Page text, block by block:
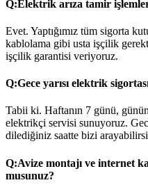
Q:Elektrik arıza tamir
Evet. Yaptığımız tüm sigorta
kablolama gibi usta işçilik
işçilik garantisi veriyoruz.
Q:Gece yarısı elektrik
Tabii ki. Haftanın 7 günü,
elektrikçi servisi sunuyoruz.
dilediğiniz saatte bizi
Q:Avize montajı ve internet
musunuz?